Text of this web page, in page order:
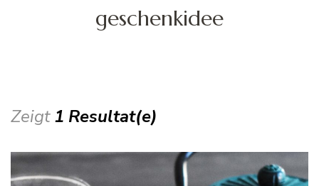
geschenkidee
Zeigt1 Resultat(e)